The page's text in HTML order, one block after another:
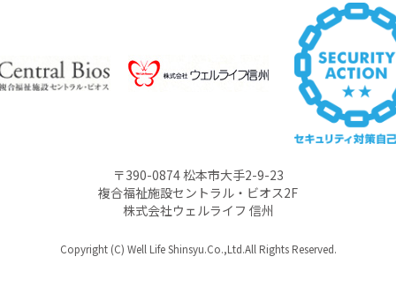
〒390-0874 松本市大手2-9-23
複合福祉施設セントラル・ビオス2F
株式会社ウェルライフ 信州
Copyright (C) Well Life Shinsyu.Co.,Ltd.All Rights Reserved.